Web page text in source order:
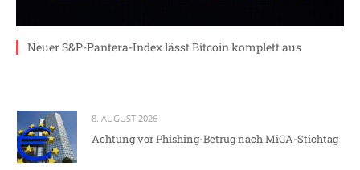
Neuer S&P-Pantera-Index lässt Bitcoin komplett aus
8. AUGUST 2026
Achtung vor Phishing-Betrug nach MiCA-Stichtag